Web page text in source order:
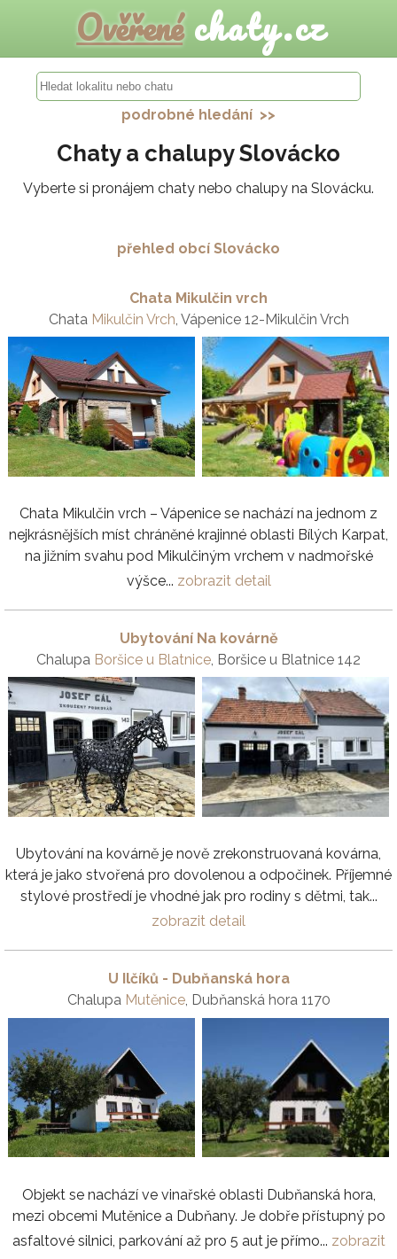
Ověřenéchaty.cz
podrobné hledání >>
Chaty a chalupy Slovácko
Vyberte si pronájem chaty nebo chalupy na Slovácku.
přehled obcí Slovácko
Chata Mikulčin vrch
Chata Mikulčin Vrch, Vápenice 12-Mikulčin Vrch
Chata Mikulčin vrch – Vápenice se nachází na jednom z
nejkrásnějších míst chráněné krajinné oblasti Bílých Karpat,
na jižním svahu pod Mikulčiným vrchem v nadmořské
výšce... zobrazit detail
Ubytování Na kovárně
Chalupa Boršice u Blatnice, Boršice u Blatnice 142
Ubytování na kovárně je nově zrekonstruovaná kovárna,
která je jako stvořená pro dovolenou a odpočinek. Příjemné
stylové prostředí je vhodné jak pro rodiny s dětmi, tak...
zobrazit detail
U Ilčíků - Dubňanská hora
Chalupa Mutěnice, Dubňanská hora 1170
Objekt se nachází ve vinařské oblasti Dubňanská hora,
mezi obcemi Mutěnice a Dubňany. Je dobře přístupný po
asfaltové silnici, parkování až pro 5 aut je přímo... zobrazit